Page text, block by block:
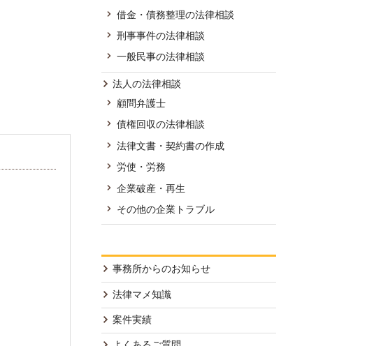
借金・債務整理の法律相談
刑事事件の法律相談
一般民事の法律相談
法人の法律相談
顧問弁護士
債権回収の法律相談
法律文書・契約書の作成
労使・労務
企業破産・再生
その他の企業トラブル
事務所からのお知らせ
法律マメ知識
案件実績